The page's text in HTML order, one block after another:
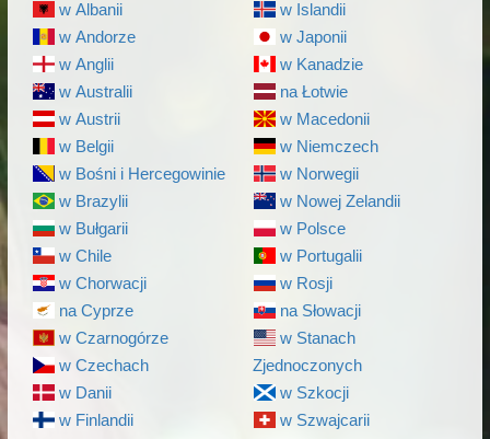
w Albanii
w Andorze
w Anglii
w Australii
w Austrii
w Belgii
w Bośni i Hercegowinie
w Brazylii
w Bułgarii
w Chile
w Chorwacji
na Cyprze
w Czarnogórze
w Czechach
w Danii
w Finlandii
w Islandii
w Japonii
w Kanadzie
na Łotwie
w Macedonii
w Niemczech
w Norwegii
w Nowej Zelandii
w Polsce
w Portugalii
w Rosji
na Słowacji
w Stanach
Zjednoczonych
w Szkocji
w Szwajcarii